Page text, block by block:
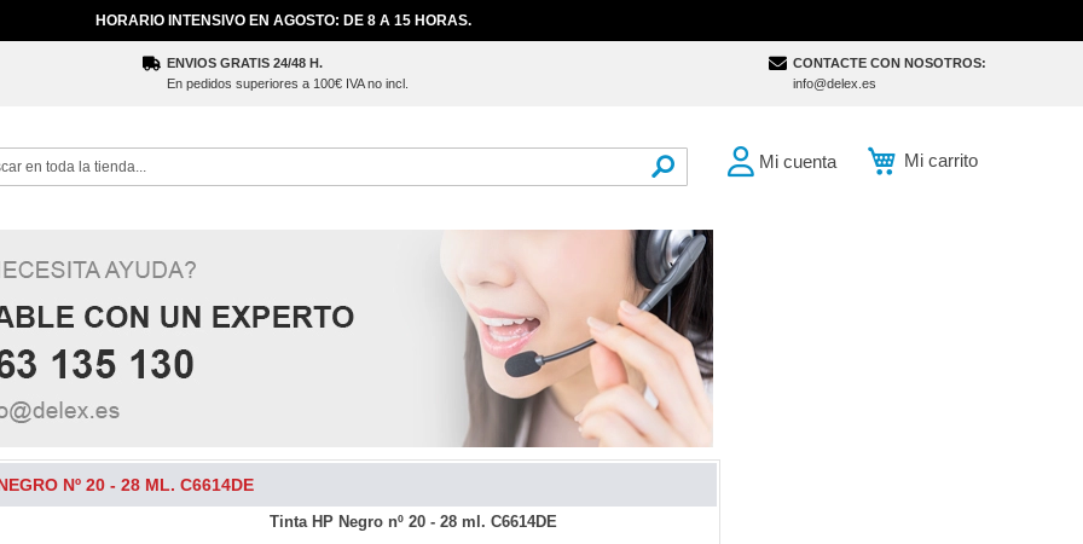
HORARIO INTENSIVO EN AGOSTO: DE 8 A 15 HORAS.
ENVIOS GRATIS 24/48 H.
En pedidos superiores a 100€ IVA no incl.
CONTACTE CON NOSOTROS:
info@delex.es
Mi carrito
Mi cuenta
Nº 20 - 28 ML. C6614DE
Tinta HP Negro nº 20 - 28 ml. C6614DE